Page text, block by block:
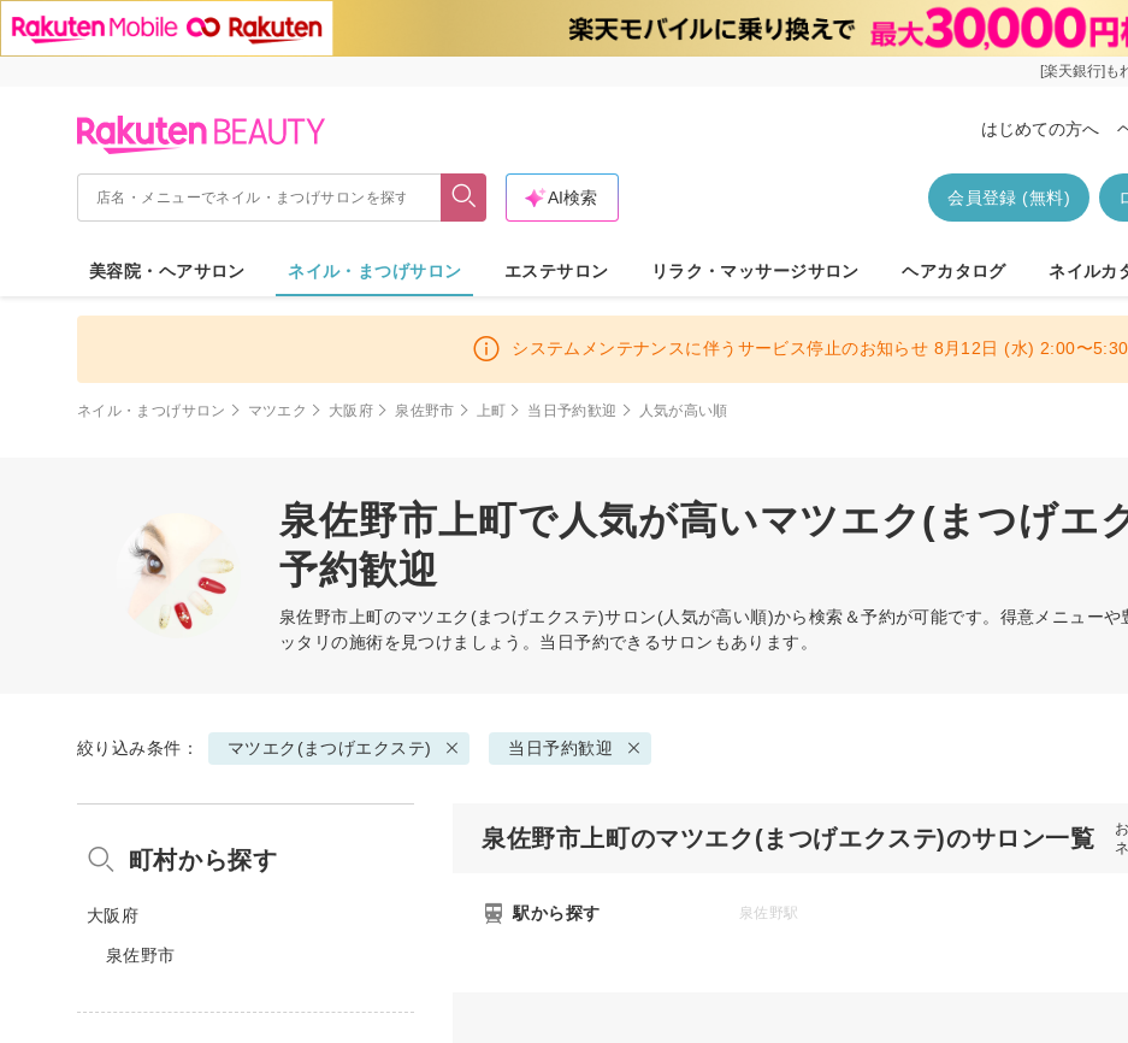
[楽天銀行]も
はじめての方へ
会員登録 (無料)
AI検索
美容院・ヘアサロン ネイル・まつげサロン エステサロン リラク・マッサージサロン ヘアカタログ ネイルカ
システムメンテナンスに伴うサービス停止のお知らせ 8月12日 (水) 2:00〜5:30
ネイル・まつげサロン マツエク 大阪府 泉佐野市 上町 当日予約歓迎 人気が高い順
泉佐野市上町で人気が高いマツエク(まつげエ
予約歓迎
泉佐野市上町のマツエク(まつげエクステ)サロン(人気が高い順)から検索＆予約が可能です。得意メニュー
ッタリの施術を見つけましょう。当日予約できるサロンもあります。
絞り込み条件： マツエク(まつげエクステ) 当日予約歓迎
泉佐野市上町のマツエク(まつげエクステ)のサロン一覧
駅から探す 泉佐野駅
町村から探す
大阪府
泉佐野市